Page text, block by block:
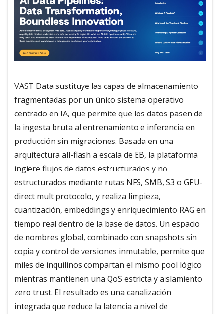
VAST Data sustituye las capas de almacenamiento
fragmentadas por un único sistema operativo
centrado en IA, que permite que los datos pasen de
la ingesta bruta al entrenamiento e inferencia en
producción sin migraciones. Basada en una
arquitectura all-flash a escala de EB, la plataforma
ingiere flujos de datos estructurados y no
estructurados mediante rutas NFS, SMB, S3 o GPU-
direct mult protocolo, y realiza limpieza,
cuantización, embeddings y enriquecimiento RAG en
tiempo real dentro de la base de datos. Un espacio
de nombres global, combinado con snapshots sin
copia y control de versiones inmutable, permite que
miles de inquilinos compartan el mismo pool lógico
mientras mantienen una QoS estricta y aislamiento
zero trust. El resultado es una canalización
integrada que reduce la latencia a nivel de